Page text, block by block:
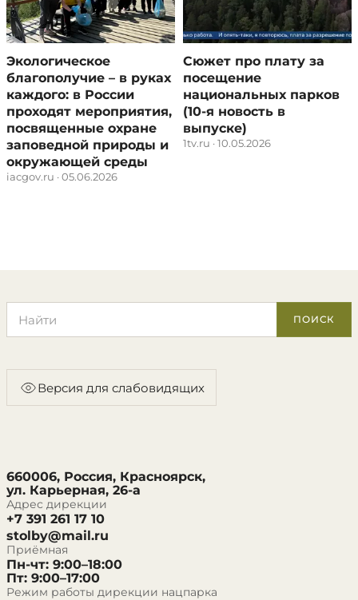
Экологическое
благополучие – в руках
каждого: в России
проходят мероприятия,
посвященные охране
заповедной природы и
окружающей среды
iacgov.ru · 05.06.2026
Сюжет про плату за
посещение
национальных парков
(10-я новость в
выпуске)
1tv.ru · 10.05.2026
ПОИСК
Версия для слабовидящих
660006, Россия, Красноярск,
ул. Карьерная, 26-а
Адрес дирекции
+7 391 261 17 10
stolby@mail.ru
Приёмная
Пн-чт: 9:00–18:00
Пт: 9:00–17:00
Режим работы дирекции нацпарка